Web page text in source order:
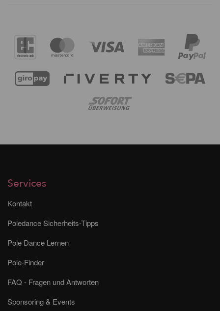
Services
Kontakt
Poledance Sicherheits-Tipps
Pole Dance Lernen
Pole-Finder
FAQ - Fragen und Antworten
Sponsoring & Events